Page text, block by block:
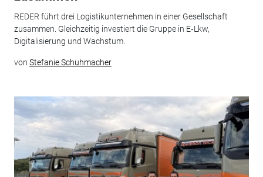
REDER führt drei Logistikunternehmen in einer Gesellschaft
zusammen. Gleichzeitig investiert die Gruppe in E‑Lkw,
Digitalisierung und Wachstum.
von Stefanie Schuhmacher